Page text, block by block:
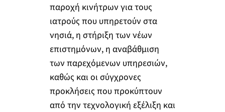
παροχή κινήτρων για τους
ιατρούς που υπηρετούν στα
νησιά, η στήριξη των νέων
επιστημόνων, η αναβάθμιση
των παρεχόμενων υπηρεσιών,
καθώς και οι σύγχρονες
προκλήσεις που προκύπτουν
από την τεχνολογική εξέλιξη και